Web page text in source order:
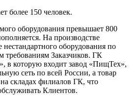
более 150 человек.
оборудования превышает 800
На производстве
оборудования по
требованиям Заказчиков. ГК
в которую входит завод «ПищТех»,
сеть по всей России, а товар
на складах филиалов ГК, что
Клиентов.